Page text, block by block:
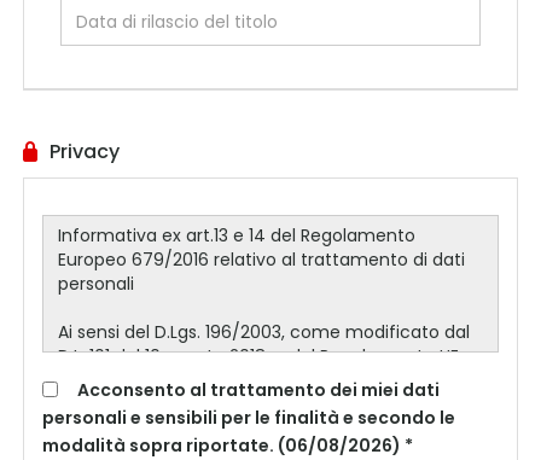
Privacy
Acconsento al trattamento dei miei dati
personali e sensibili per le finalità e secondo le
modalità sopra riportate. (06/08/2026) *